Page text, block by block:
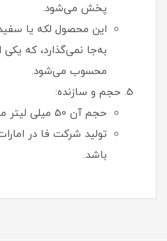
پخش می‌شود.
این محصول لکه یا
به‌جا نمی‌گذارد، که
محسوب می‌شود.
حجم و سازنده:
حجم آن 50 میلی لیتر می باشد.
تولید شرکت فا در
باشد.